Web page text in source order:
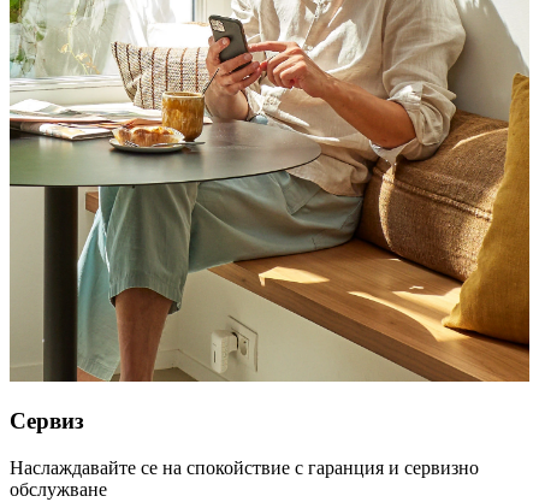
Сервиз
Наслаждавайте се на спокойствие с гаранция и сервизно
обслужване